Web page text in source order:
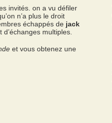
invités. on a vu défiler
n’a plus le droit
échappés de jack
multiples.
et vous obtenez une